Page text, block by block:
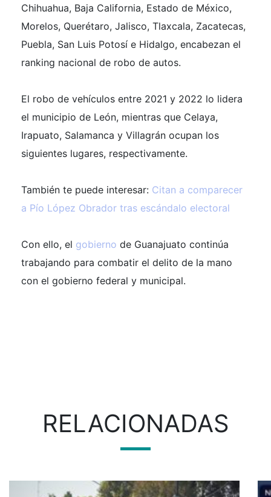
Chihuahua, Baja California, Estado de México,
Morelos, Querétaro, Jalisco, Tlaxcala, Zacatecas,
Puebla, San Luis Potosí e Hidalgo, encabezan el
ranking nacional de robo de autos.
El robo de vehículos entre 2021 y 2022 lo lidera
el municipio de León, mientras que Celaya,
Irapuato, Salamanca y Villagrán ocupan los
siguientes lugares, respectivamente.
También te puede interesar: Citan a comparecer
a Pío López Obrador tras escándalo electoral
Con ello, el gobierno de Guanajuato continúa
trabajando para combatir el delito de la mano
con el gobierno federal y municipal.
RELACIONADAS